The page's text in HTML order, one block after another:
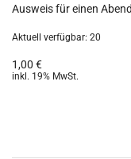
Ausweis für einen
Aktuell verfügbar: 20
1,00 €
inkl. 19% MwSt.